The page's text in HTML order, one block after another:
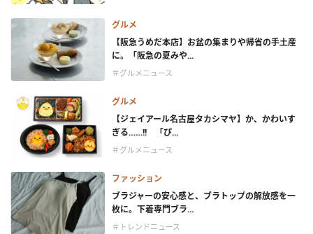
グルメ
【阪急うめだ本店】お盆の集まりや帰省の手土産
に。「阪急の夏みや...
＃グルメニュース
グルメ
【ジェイアール名古屋タカシマヤ】か、かわいす
ぎる……!! 「ぴ...
＃グルメニュース
ファッション
ブラジャーの安心感と、ブラトップの解放感を一
枚に。下着専門ブラ...
＃トレンドニュース